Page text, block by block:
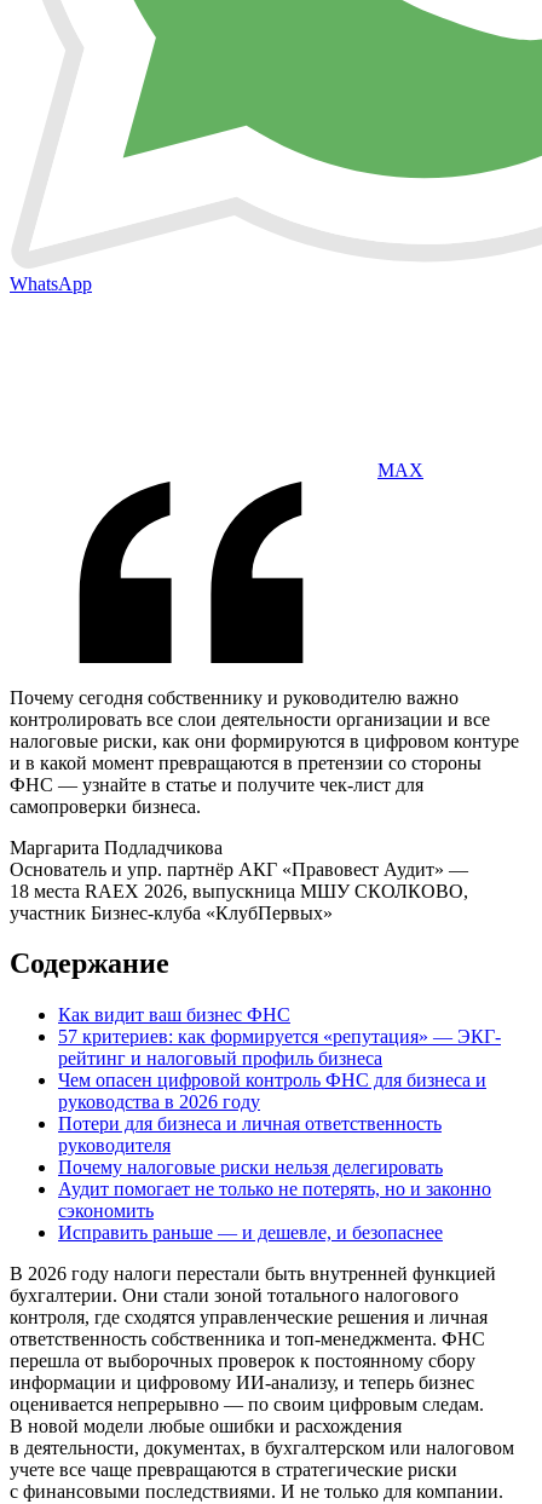
WhatsApp
MAX
Почему сегодня собственнику и руководителю важно
контролировать все слои деятельности организации и все
налоговые риски, как они формируются в цифровом контуре
и в какой момент превращаются в претензии со стороны
ФНС — узнайте в статье и получите чек-лист для
самопроверки бизнеса.
Маргарита Подладчикова
Основатель и упр. партнёр АКГ «Правовест Аудит» —
18 места RAEX 2026, выпускница МШУ СКОЛКОВО,
участник Бизнес-клуба «КлубПервых»
Содержание
Как видит ваш бизнес ФНС
57 критериев: как формируется «репутация» — ЭКГ-
рейтинг и налоговый профиль бизнеса
Чем опасен цифровой контроль ФНС для бизнеса и
руководства в 2026 году
Потери для бизнеса и личная ответственность
руководителя
Почему налоговые риски нельзя делегировать
Аудит помогает не только не потерять, но и законно
сэкономить
Исправить раньше — и дешевле, и безопаснее
В 2026 году налоги перестали быть внутренней функцией
бухгалтерии. Они стали зоной тотального налогового
контроля, где сходятся управленческие решения и личная
ответственность собственника и топ-менеджмента. ФНС
перешла от выборочных проверок к постоянному сбору
информации и цифровому ИИ-анализу, и теперь бизнес
оценивается непрерывно — по своим цифровым следам.
В новой модели любые ошибки и расхождения
в деятельности, документах, в бухгалтерском или налоговом
учете все чаще превращаются в стратегические риски
с финансовыми последствиями. И не только для компании.